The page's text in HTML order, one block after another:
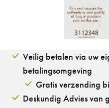
Veilig betalen via uw
betalingsomgeving
Gratis verzending
Deskundig Advies van